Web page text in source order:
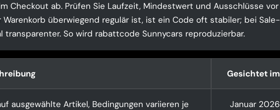
Checkout ab. Prüfen Sie Laufzeit, Mindestwert und Ausschlüsse vor
Warenkorb überwiegend regulär ist, ist ein Code oft stabiler; bei Sale-
transparenter. So wird rabattcode Sunnycars reproduzierbar.
Gesichtet im
ausgewählte Artikel, Bedingungen variieren je
Januar 2026